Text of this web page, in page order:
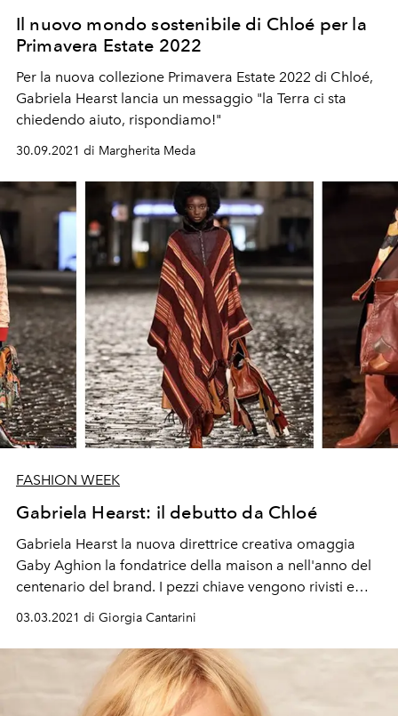
Il nuovo mondo sostenibile di Chloé per la
Primavera Estate 2022
Per la nuova collezione Primavera Estate 2022 di Chloé,
Gabriela Hearst lancia un messaggio "la Terra ci sta
chiedendo aiuto, rispondiamo!"
30.09.2021 di Margherita Meda
FASHION WEEK
Gabriela Hearst: il debutto da Chloé
Gabriela Hearst la nuova direttrice creativa omaggia
Gaby Aghion la fondatrice della maison a nell'anno del
centenario del brand. I pezzi chiave vengono rivisti e
riscritti in versione 2.0 con un'attenzione alla sostenibilità
e azioni etiche concrete
03.03.2021 di Giorgia Cantarini